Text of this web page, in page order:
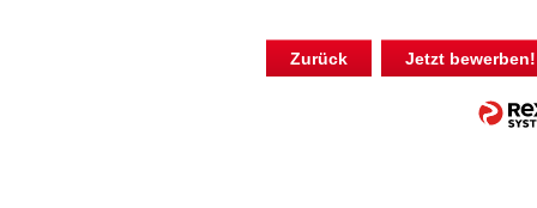
Zurück Jetzt bewerben!